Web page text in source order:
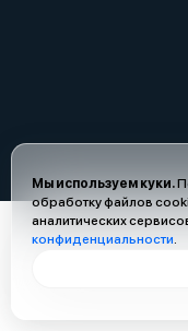
Мы используем куки.
обработку файлов
аналитических
конфиденциальности.